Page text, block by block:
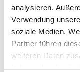
analysieren.
Verwendung
soziale Medien,
Partner führen
weiteren Daten
19 Juni, 17:30-17:45
in der Dampfsauna,